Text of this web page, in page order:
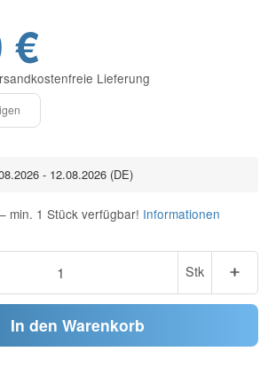
€
Lieferung
- 12.08.2026 (DE)
min. 1 Stück verfügbar! Informationen
Stk
In den Warenkorb